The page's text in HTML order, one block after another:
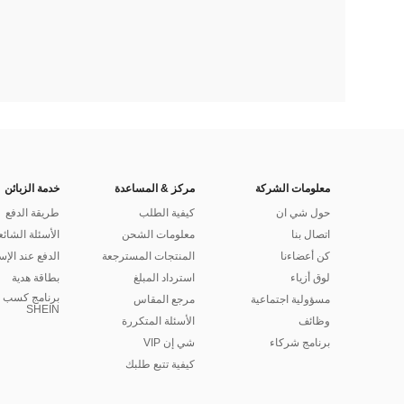
معلومات الشركة
حول شي ان
اتصال بنا
كن أعضاءنا
لوق أزياء
مسؤولية اجتماعية
وظائف
برنامج شركاء
مركز & المساعدة
كيفية الطلب
معلومات الشحن
المنتجات المسترجعة
استرداد المبلغ
مرجع المقاس
الأسئلة المتكررة
شي إن VIP
كيفية تتبع طلبك
خدمة الزبائن
طريقة الدفع
الأسئلة
الدفع عند
بطاقة هدية
برنامج كسب
SHEIN